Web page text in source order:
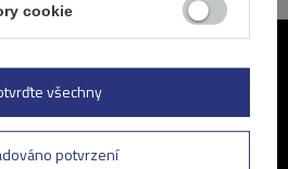
se k odběru našeho newsletteru
žádná z atraktivních nabídek, které pro
cookie
potvrzení
všechny